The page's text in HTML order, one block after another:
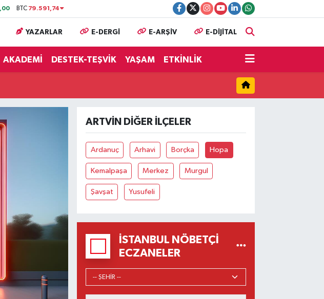
BTC 79.591,74
YAZARLAR E-DERGİ E-ARŞİV E-DİJİTAL
AKADEMİ DESTEK-TEŞVİK YAŞAM ETKİNLİK
ARTVIN DIĞER İLÇELER
Ardanuç Arhavi Borçka Hopa
Kemalpaşa Merkez Murgul
Şavşat Yusufeli
İSTANBUL NÖBETÇI
ECZANELER